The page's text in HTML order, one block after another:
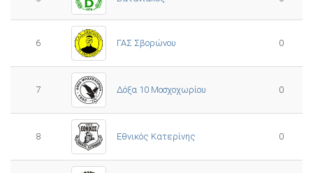
6 ΓΑΣ Σβορώνου 0
7 Δόξα 10 Μοσχοχωρίου 0
8 Εθνικός Κατερίνης 0